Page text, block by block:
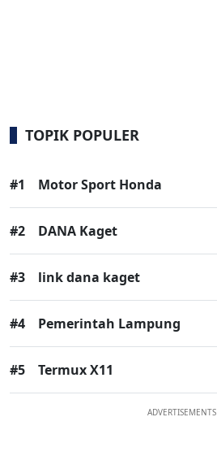
TOPIK POPULER
#1 Motor Sport Honda
#2 DANA Kaget
#3 link dana kaget
#4 Pemerintah Lampung
#5 Termux X11
ADVERTISEMENTS